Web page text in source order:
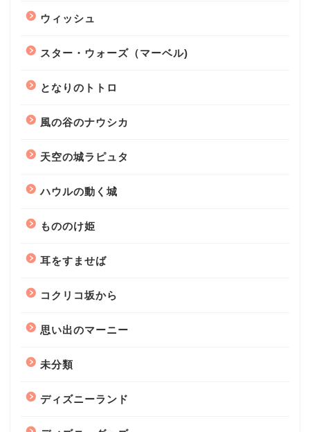
ウィッシュ
スター・ウォーズ（マーベル)
となりのトトロ
風の谷のナウシカ
天空の城ラピュタ
ハウルの動く城
もののけ姫
耳をすませば
コクリコ坂から
思い出のマーニー
未分類
ディズニーランド